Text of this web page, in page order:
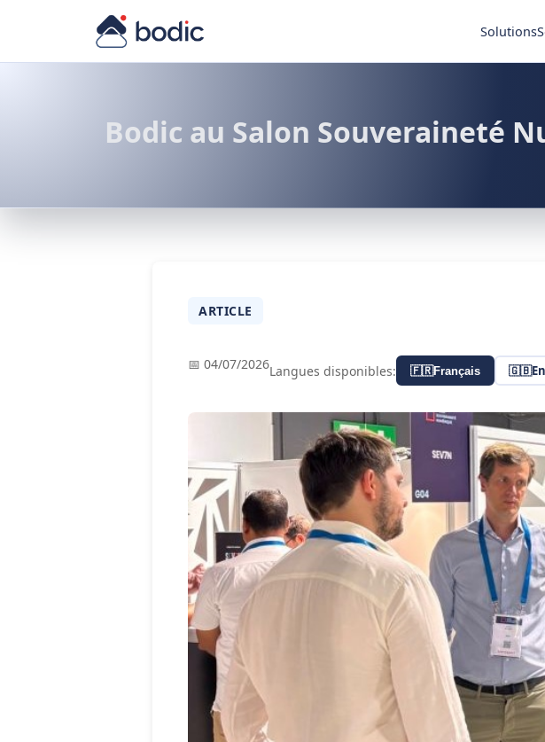
Solutions
Bodic au Salon Souveraineté
ARTICLE
📅 04/07/2026Langues disponibles: 🇫🇷Français 🇬🇧